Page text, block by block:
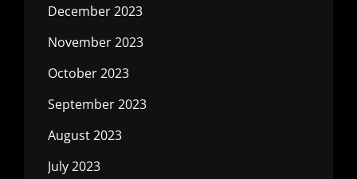
December 2023
November 2023
October 2023
September 2023
August 2023
July 2023